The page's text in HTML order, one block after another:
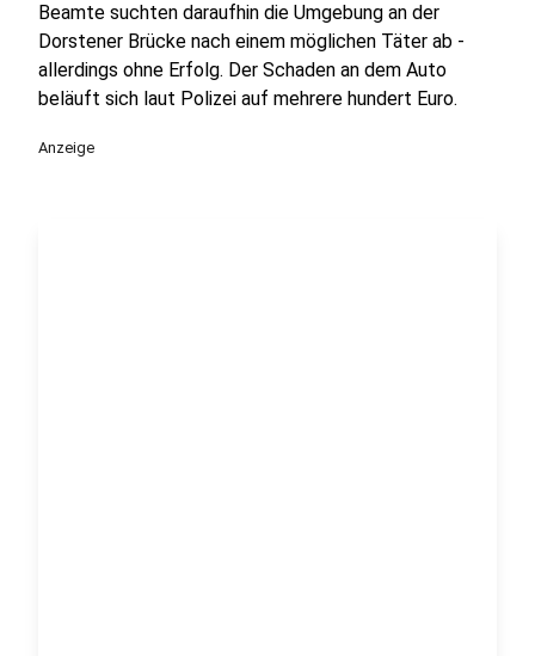
Beamte suchten daraufhin die Umgebung an der
Dorstener Brücke nach einem möglichen Täter ab -
allerdings ohne Erfolg. Der Schaden an dem Auto
beläuft sich laut Polizei auf mehrere hundert Euro.
Anzeige